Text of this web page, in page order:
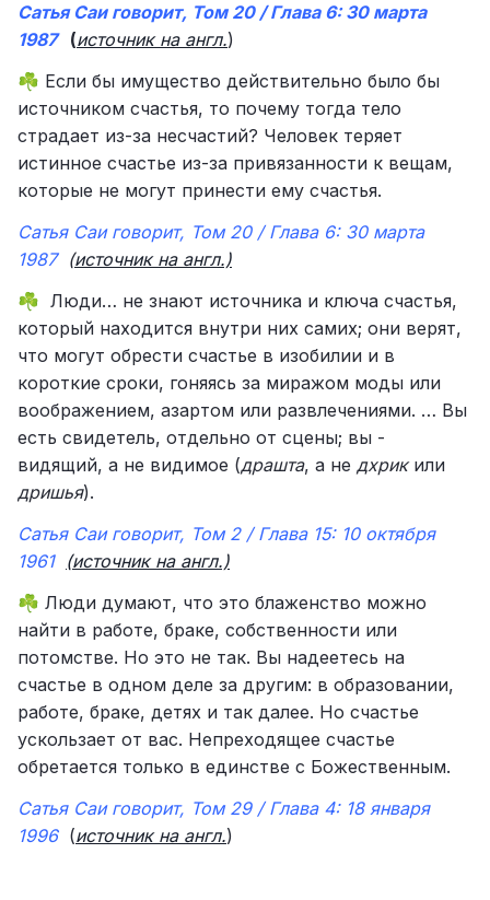
Сатья Саи говорит, Том 20 / Глава 6: 30 марта
1987 (источник на англ.)
☘️ Если бы имущество действительно было бы
источником счастья, то почему тогда тело
страдает из-за несчастий? Человек теряет
истинное счастье из-за привязанности к вещам,
которые не могут принести ему счастья.
Сатья Саи говорит, Том 20 / Глава 6: 30 марта
1987 (источник на англ.)
☘️ Люди… не знают источника и ключа счастья,
который находится внутри них самих; они верят,
что могут обрести счастье в изобилии и в
короткие сроки, гоняясь за миражом моды или
воображением, азартом или развлечениями. … Вы
есть свидетель, отдельно от сцены; вы -
видящий, а не видимое (драшта, а не дхрикили
дришья).
Сатья Саи говорит, Том 2 / Глава 15: 10 октября
1961 (источник на англ.)
☘️ Люди думают, что это блаженство можно
найти в работе, браке, собственности или
потомстве. Но это не так. Вы надеетесь на
счастье в одном деле за другим: в образовании,
работе, браке, детях и так далее. Но счастье
ускользает от вас. Непреходящее счастье
обретается только в единстве с Божественным.
Сатья Саи говорит, Том 29 / Глава 4: 18 января
1996(источник на англ.)